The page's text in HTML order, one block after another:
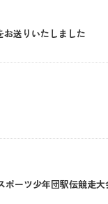
お送りいたしました
ポーツ少年団駅伝競走大